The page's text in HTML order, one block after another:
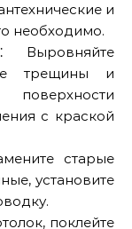
и
необходимо.
⁚ Выровняйте
трещины и
с краской
старые
установите
поклейте